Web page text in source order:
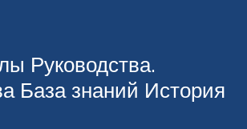
Руководства.
База знаний История